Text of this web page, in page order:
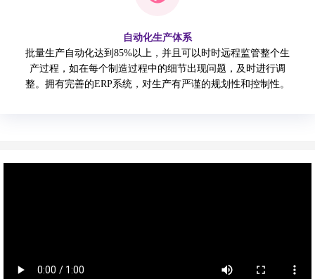
自动化生产体系
批量生产自动化达到85%以上，并且可以时时远程监管整个生
产过程，如在每个制造过程中的细节出现问题，及时进行调
整。拥有完善的ERP系统，对生产有严谨的规划性和控制性。